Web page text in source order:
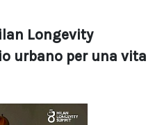
Longevity
urbano per una vita